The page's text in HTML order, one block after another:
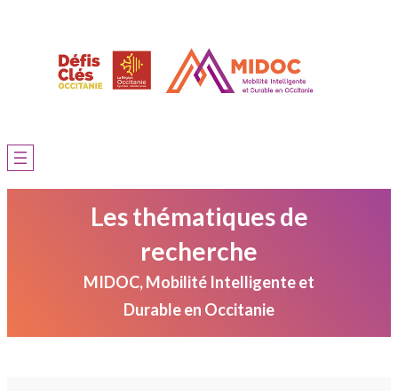
contenu
Les thématiques de
recherche
MIDOC, Mobilité Intelligente et
Durable en Occitanie